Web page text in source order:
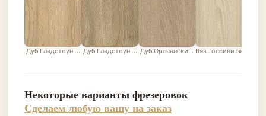
Дуб Гладстоун песочныйДуб Гладстоун серо-бежевыйДуб Орлеанский песочно-бежевый
Вяз Тоссини белый
Некоторые варианты фрезеровок
Сделаем любую вашу на заказ